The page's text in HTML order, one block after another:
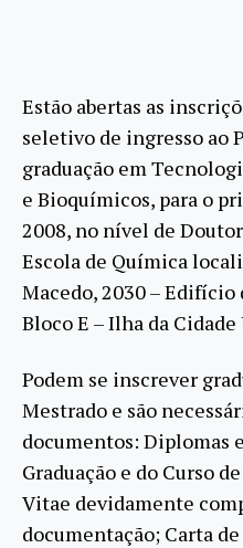
Estão abertas as
seletivo de ingresso ao
graduação em
e Bioquímicos, para o
2008, no nível de
Escola de Química
Macedo, 2030 –
Bloco E – Ilha da
Podem se inscrever
Mestrado e são
documentos: Diplomas
Graduação e do Curso
Vitae devidamente
documentação; Carta